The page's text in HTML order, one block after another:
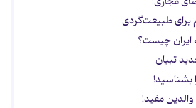
ایران چیست؟
تبیان
بشناسید!
مفید!